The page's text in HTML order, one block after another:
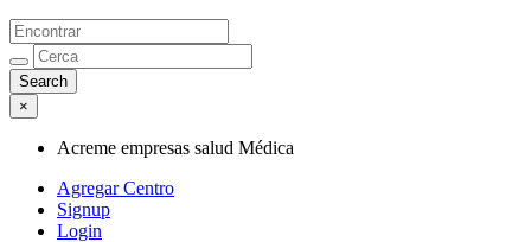
×
Acreme empresas salud Médica
Agregar Centro
Signup
Login